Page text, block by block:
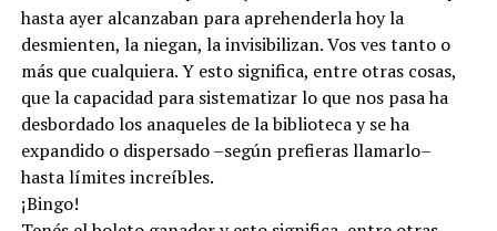
hasta ayer alcanzaban para aprehenderla hoy la
desmienten, la niegan, la invisibilizan. Vos ves tanto o
más que cualquiera. Y esto significa, entre otras cosas,
que la capacidad para sistematizar lo que nos pasa ha
desbordado los anaqueles de la biblioteca y se ha
expandido o dispersado –según prefieras llamarlo–
hasta límites increíbles.
¡Bingo!